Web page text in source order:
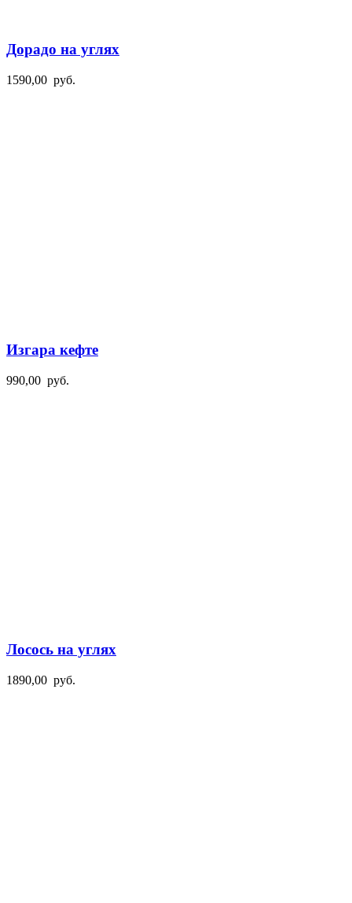
Дорадо на углях
1590,00 руб.
Изгара кефте
990,00 руб.
Лосось на углях
1890,00 руб.